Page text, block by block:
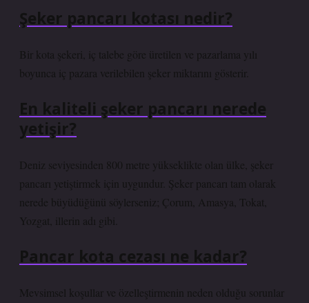
Şeker pancarı kotası nedir?
Bir kota şekeri, iç talebe göre üretilen ve pazarlama yılı
boyunca iç pazara verilebilen şeker miktarını gösterir.
En kaliteli şeker pancarı nerede
yetişir?
Deniz seviyesinden 800 metre yükseklikte olan ülke, şeker
pancarı yetiştirmek için uygundur. Şeker pancarı tam olarak
nerede büyüdüğünü söylerseniz; Çorum, Amasya, Tokat,
Yozgat, illerin adı gibi.
Pancar kota cezası ne kadar?
Mevsimsel koşullar ve özelleştirmenin neden olduğu sorunlar